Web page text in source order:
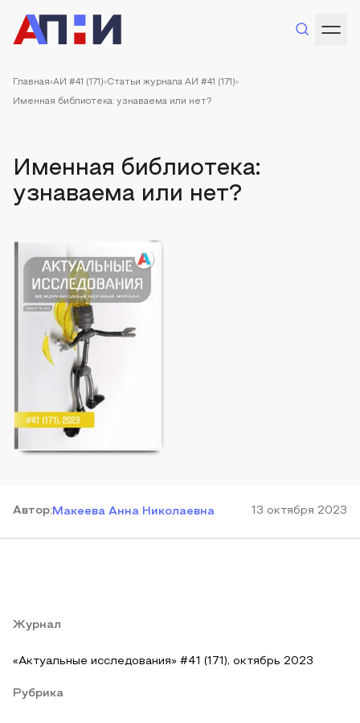
Главная АИ #41 (171) Статьи журнала АИ #41 (171)
Именная библиотека: узнаваема или нет?
Именная библиотека:
узнаваема или нет?
Автор:Макеева Анна Николаевна 13 октября 2023
Журнал
«Актуальные исследования» #41 (171), октябрь 2023
Рубрика